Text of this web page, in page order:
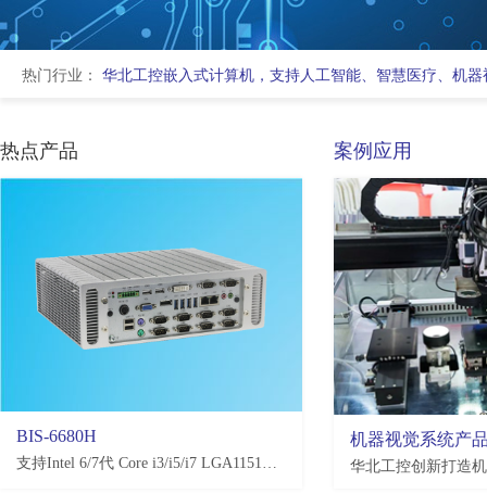
热门行业： 华北工控嵌入式计算机，支持人工智能、智慧医疗、机
热点产品
BIS-6680H
支持Intel 6/7代 Core i3/i5/i7 LGA1151处理器，H110/Q170/C236，4*USB3.0, 4*USB2.0，2-10*COM(可选)
EMB-3581
案例应用
机器视觉系统产